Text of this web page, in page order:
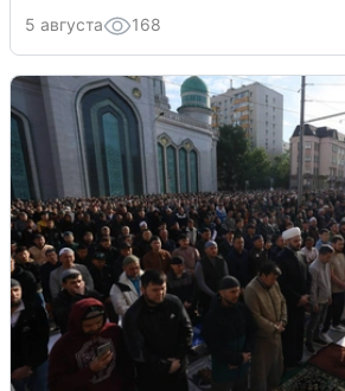
5 августа 168